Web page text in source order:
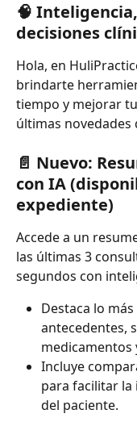
🧠
decisiones
Hola, en
brindarte
tiempo y mejorar
últimas novedades
📄 Nuevo:
con IA
expediente)
Accede a un
las últimas 3
segundos con
Destaca lo
antecedentes,
medicamentos
Incluye
para facilitar
del paciente.